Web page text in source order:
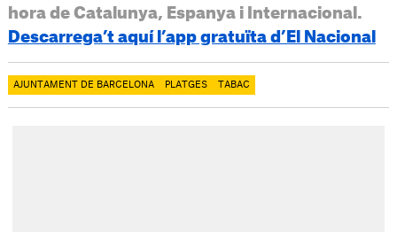
hora de Catalunya, Espanya i Internacional.
Descarrega’t aquí l’app gratuïta d’El Nacional
AJUNTAMENT DE BARCELONA PLATGES TABAC